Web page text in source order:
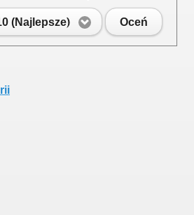
(Najlepsze) Oceń